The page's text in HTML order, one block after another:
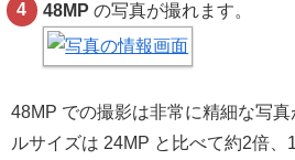
48MP の写真が撮れます。
48MP での撮影は非常に精細な写
ルサイズは 24MP と比べて約2倍、